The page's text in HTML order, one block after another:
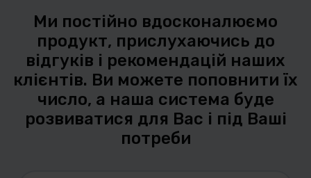
Ми постійно вдосконалюємо
продукт, прислухаючись до
відгуків і рекомендацій наших
клієнтів. Ви можете поповнити їх
число, а наша система буде
розвиватися для Вас і під Ваші
потреби